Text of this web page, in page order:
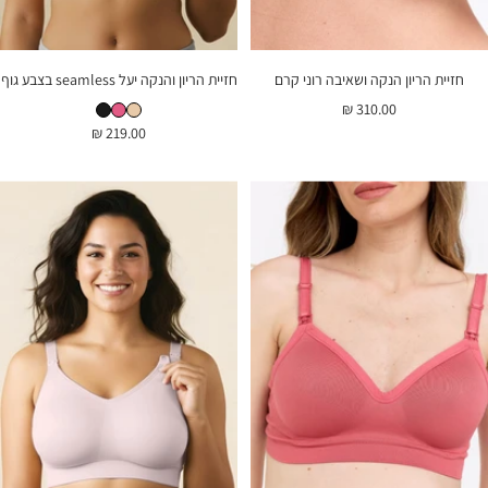
חזיית הריון הנקה ושאיבה רוני קרם
מחיר
310.00 ₪
חזיית הריון והנקה יעל seamless בצבע גוף
חזיית הריון והנקה יעל seamless בצבע גוףחזיית הריון והנקה יעל seamless בצבע ורודחזיית הריון והנקה יעל seamless בצבע שחור
מחיר
219.00 ₪